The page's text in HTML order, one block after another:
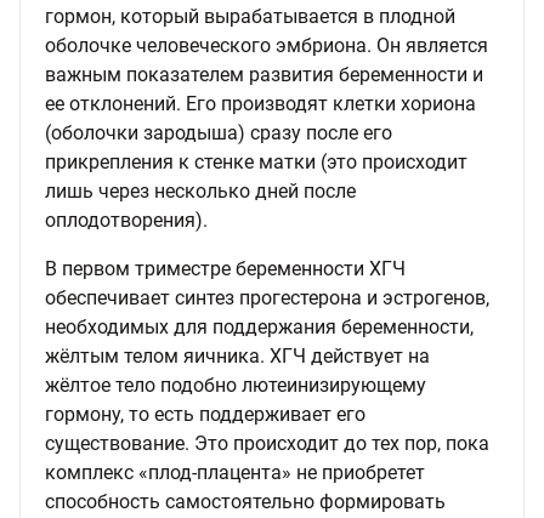
гормон, который вырабатывается в плодной
оболочке человеческого эмбриона. Он является
важным показателем развития беременности и
ее отклонений. Его производят клетки хориона
(оболочки зародыша) сразу после его
прикрепления к стенке матки (это происходит
лишь через несколько дней после
оплодотворения).
В первом триместре беременности ХГЧ
обеспечивает синтез прогестерона и эстрогенов,
необходимых для поддержания беременности,
жёлтым телом яичника. ХГЧ действует на
жёлтое тело подобно лютеинизирующему
гормону, то есть поддерживает его
существование. Это происходит до тех пор, пока
комплекс «плод-плацента» не приобретет
способность самостоятельно формировать